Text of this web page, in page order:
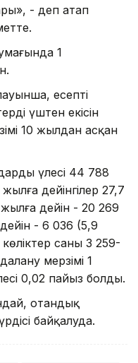
- деп атап
1
есепті
үштен екісін
10 жылдан асқан
үлесі 44 788
дейінгілер 27,7
дейін - 20 269
- 6 036 (5,9
саны 3 259-
мерзімі 1
0,02 пайыз болды.
отандық
байқалуда.